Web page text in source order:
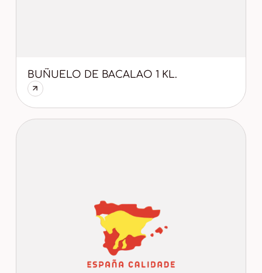
BUÑUELO DE BACALAO 1 KL.